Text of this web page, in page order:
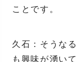
ことです。
久石：そうな
も興味が湧い